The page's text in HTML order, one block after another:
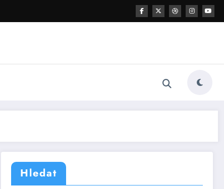
Hledat